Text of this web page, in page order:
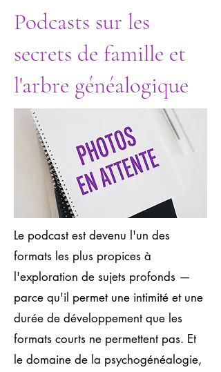
Podcasts sur les
secrets de famille et
l'arbre généalogique
Le podcast est devenu l'un des
formats les plus propices à
l'exploration de sujets profonds —
parce qu'il permet une intimité et une
durée de développement que les
formats courts ne permettent pas. Et
le domaine de la psychogénéalogie,